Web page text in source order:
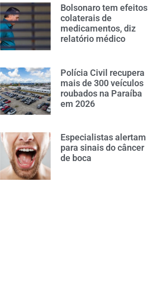
Bolsonaro tem efeitos
colaterais de
medicamentos, diz
relatório médico
Polícia Civil recupera
mais de 300 veículos
roubados na Paraíba
em 2026
Especialistas alertam
para sinais do câncer
de boca